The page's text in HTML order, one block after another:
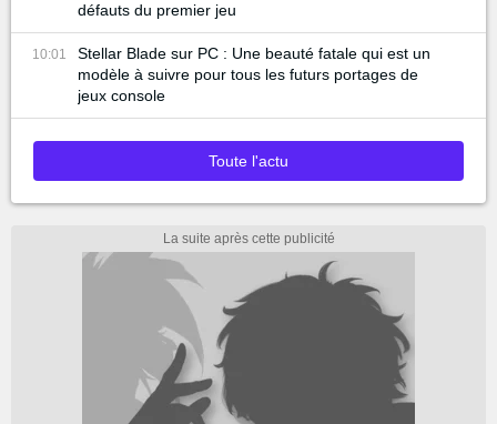
défauts du premier jeu
10:01
Stellar Blade sur PC : Une beauté fatale qui est un
modèle à suivre pour tous les futurs portages de
jeux console
Toute l'actu